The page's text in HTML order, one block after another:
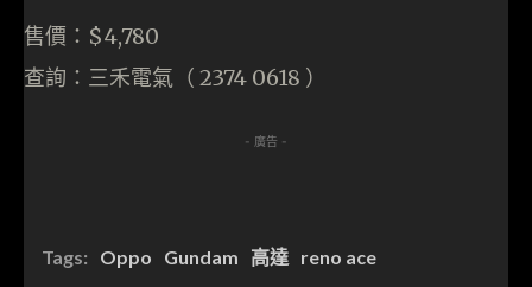
售價：$4,780
查詢：三禾電氣（ 2374 0618 ）
- 廣告 -
Tags: Oppo Gundam 高達 reno ace